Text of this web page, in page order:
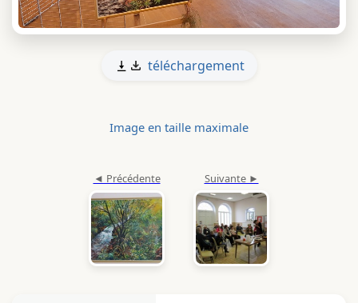
téléchargement
Image en taille maximale